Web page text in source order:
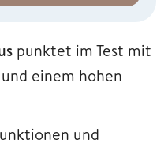
punktet im Test mit
einem hohen
und